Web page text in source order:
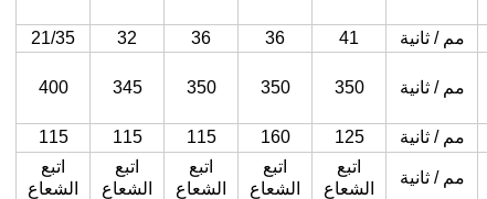
مم / ثانية 41
36
36
32
21/35
مم / ثانية 350
350
350
345
400
مم / ثانية 125
160
115
115
115
مم / ثانية
اتبع
الشعاع
اتبع
الشعاع
اتبع
الشعاع
اتبع
الشعاع
اتبع
الشعاع